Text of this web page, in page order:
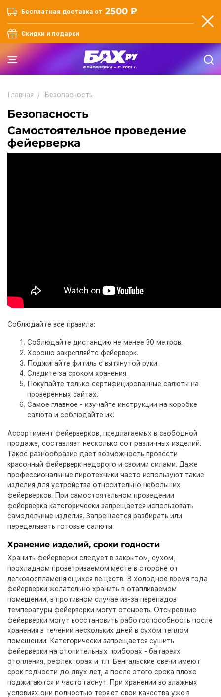
Бесплатная доставка от 2500 ₽
Скидки и подарки
Главная Безопасность
Безопасность
Самостоятельное проведение
фейерверка
Соблюдайте все правила:
Соблюдайте дистанцию не менее 30 метров.
Хорошо закрепляйте фейерверк.
Поджигайте фитиль с вытянутой руки.
Следите за сроком хранения.
Покупайте только сертифицированные салюты на
проверенных сайтах.
Самое главное - изучайте инструкции на коробке
салюта и соблюдайте их!
Ассортимент фейерверков, предлагаемых в свободной
продаже, составляет несколько сот различных изделий.
Такое разнообразие дает возможность провести
красочный фейерверк недорого и своими силами. Даже
профессиональные пиротехники часто используют такие
изделия для устройства относительно небольших
фейерверков. При самостоятельном проведении
фейерверка категорически запрещается использовать
самодельные изделия. Запрещается разбирать или
переделывать готовые салюты.
Хранение изделий, сроки годности
Хранить фейерверки следует в закрытом, сухом,
прохладном проветриваемом месте в стороне от
легковоспламеняющихся веществ. В холодное время года
фейерверки желательно хранить в отапливаемом
помещении, в противном случае из-за перепадов
температуры фейерверки могут отсыреть. Отсыревшие
фейерверки могут восстановить работоспособность после
хранения в течении нескольких дней в сухом теплом
помещении. Категорически запрещается сушить
фейерверки на отопительных приборах - батареях
отопления, рефлекторах и т.п. Бенгальские свечи имеют
срок годности до двух лет, а после этого срока плохо
поджигаются и часто гаснут. При хранении во влажных
условиях они полностью теряют свои качества уже в